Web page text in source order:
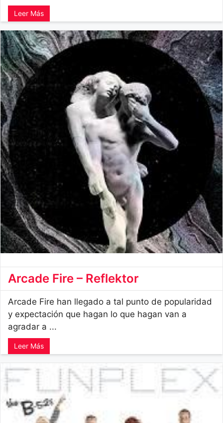
Leer Más
Arcade Fire – Reflektor
Arcade Fire han llegado a tal punto de popularidad
y expectación que hagan lo que hagan van a
agradar a ...
Leer Más